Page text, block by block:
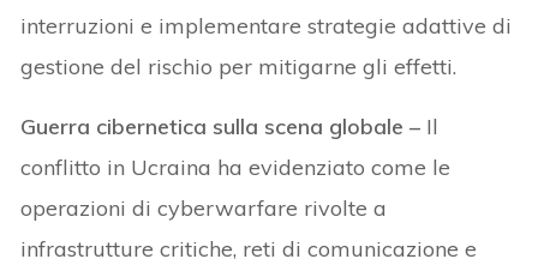
interruzioni e implementare strategie adattive di
gestione del rischio per mitigarne gli effetti.
Guerra cibernetica sulla scena globale – Il
conflitto in Ucraina ha evidenziato come le
operazioni di cyberwarfare rivolte a
infrastrutture critiche, reti di comunicazione e